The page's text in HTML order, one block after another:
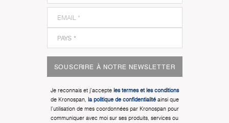
SOUSCRIRE À NOTRE NEWSLETTER
Je reconnais et j'accepte les termes et les conditions
de Kronospan, la politique de confidentialitéainsi que
l'utilisation de mes coordonnées par Kronospan pour
communiquer avec moi sur ses produits, services ou